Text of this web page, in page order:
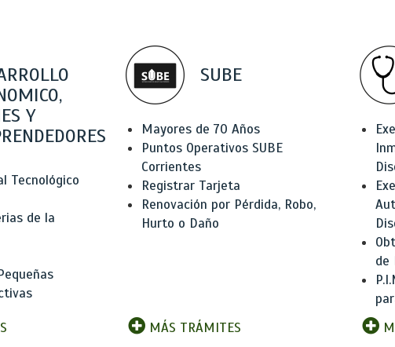
Y
Tecnológico
de la
SUBE
Mayores de 70 Años
Puntos Operativos SUBE
Corrientes
Registrar Tarjeta
Renovación por Pérdida, Robo,
Hurto o Daño
MÁS TRÁMITES
de